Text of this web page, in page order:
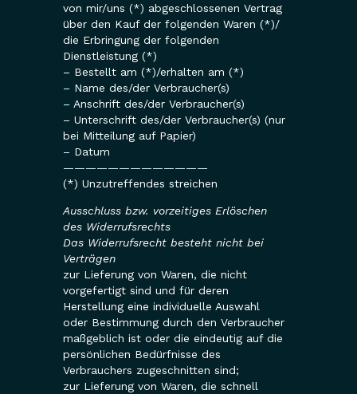
von mir/uns (*) abgeschlossenen Vertrag
über den Kauf der folgenden Waren (*)/
die Erbringung der folgenden
Dienstleistung (*)
– Bestellt am (*)/erhalten am (*)
– Name des/der Verbraucher(s)
– Anschrift des/der Verbraucher(s)
– Unterschrift des/der Verbraucher(s) (nur
bei Mitteilung auf Papier)
– Datum
—————————————
(*) Unzutreffendes streichen
Ausschluss bzw. vorzeitiges Erlöschen
des Widerrufsrechts
Das Widerrufsrecht besteht nicht bei
Verträgen
zur Lieferung von Waren, die nicht
vorgefertigt sind und für deren
Herstellung eine individuelle Auswahl
oder Bestimmung durch den Verbraucher
maßgeblich ist oder die eindeutig auf die
persönlichen Bedürfnisse des
Verbrauchers zugeschnitten sind;
zur Lieferung von Waren, die schnell